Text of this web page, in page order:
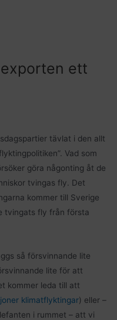
ett
tävlat i den allt
Vad som
göra någonting åt de
tvingas fly. Det
kommer till Sverige
tvingats fly från första
så försvinnande lite
lite för att
kommer leda till att
klimatflyktingar) eller –
i rummet – att vi